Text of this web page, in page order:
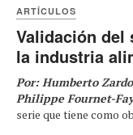
ARTÍCULOS
Validación del
la industria
Por: Humberto
Philippe Fournet-
serie que tiene como